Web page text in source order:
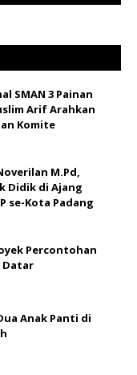
SMAN 3 Painan
Arif Arahkan
Komite
M.Pd,
Didik di Ajang
se-Kota Padang
Percontohan
Datar
Anak Panti di